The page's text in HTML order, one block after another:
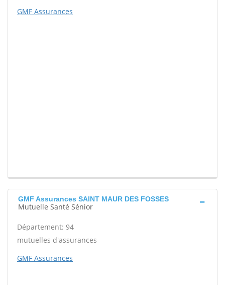
GMF Assurances
GMF Assurances SAINT MAUR DES FOSSES
Mutuelle Santé Sénior
Département: 94
mutuelles d'assurances
GMF Assurances